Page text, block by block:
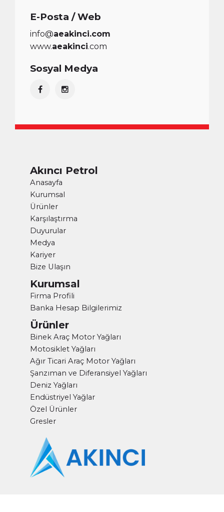
E-Posta / Web
info@aeakinci.com
www.aeakinci.com
Sosyal Medya
Akıncı Petrol
Anasayfa
Kurumsal
Ürünler
Karşılaştırma
Duyurular
Medya
Kariyer
Bize Ulaşın
Kurumsal
Firma Profili
Banka Hesap Bilgilerimiz
Ürünler
Binek Araç Motor Yağları
Motosiklet Yağları
Ağır Ticari Araç Motor Yağları
Şanzıman ve Diferansiyel Yağları
Deniz Yağları
Endüstriyel Yağlar
Özel Ürünler
Gresler